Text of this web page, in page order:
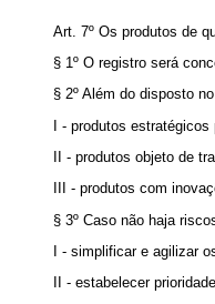
Art. 7º Os produtos de
§ 1º O registro será
§ 2º Além do disposto
I - produtos
II - produtos objeto de
III - produtos com
§ 3º Caso não haja
I - simplificar e agilizar
II - estabelecer